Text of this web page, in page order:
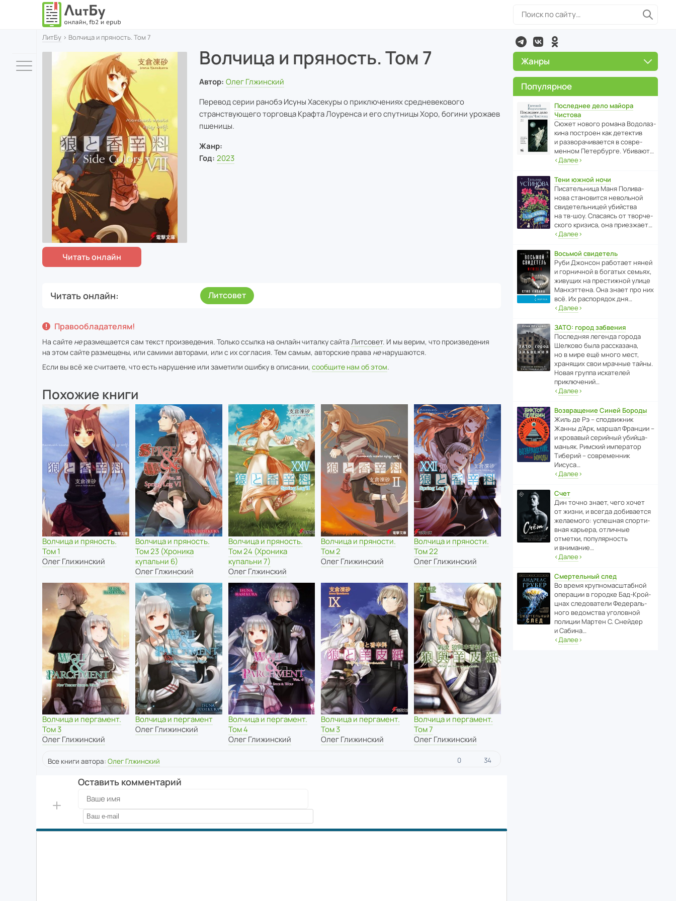
ЛитБу › Волчица и пряность. Том 7
Волчица и пряность. Том 7
Автор: Олег Глжинский
Перевод серии ранобэ Исуны Хасекуры о приключениях средневекового
странствующего торговца Крафта Лоуренса и его спутницы Хоро, богини урожаев
пшеницы.
Жанр:
Год: 2023
Читать онлайн Литсовет
Правообладателям!
На сайте неразмещается сам текст произведения. Только ссылка на онлайн читалку сайта Литсовет. И мы верим, что произведения
на этом сайте размещены, или самими авторами, или с их согласия. Тем самым, авторские права ненарушаются.
Если вы всё же считаете, что есть нарушение или заметили ошибку в описании, сообщите нам об этом.
Похожие книги
Волчица и пряность.
Том 1
Олег Глижинский
Волчица и пряность.
Том 23 (Хроника
купальни 6)
Олег Глжинский
Волчица и пряность.
Том 24 (Хроника
купальни 7)
Олег Глжинский
Волчица и пряности.
Том 2
Олег Глижинский
Волчица и пряности.
Том 22
Олег Глижинский
Волчица и пергамент.
Том 3
Олег Глижинский
Волчица и пергамент
Олег Глижинский
Волчица и пергамент.
Том 4
Олег Глижинский
Волчица и пергамент.
Том 3
Олег Глижинский
Волчица и пергамент.
Том 7
Олег Глижинский
Все книги автора: Олег Глжинский 0 34
Оставить комментарий
Жанры
Популярное
Последнее дело майора
Чистова
Сюжет нового романа Водо­ла­з­
кина пост­роен как дете­ктив
и разво­ра­чи­ва­ется в совре­
менном Пете­р­бурге. Убивают…
‹Далее›
Тени южной ночи
Писа­тель­ница Маня Поли­ва­
нова стано­вится невольной
свиде­тель­ницей убийства
на тв-шоу. Спасаясь от твор­че­
с­кого кризиса, она приезжает…
‹Далее›
Восьмой свидетель
Руби Джонсон рабо­тает няней
и горни­чной в богатых семьях,
живущих на прес­ти­жной улице
Манх­эт­тена. Она знает про них
всё. Их распо­рядок дня…
‹Далее›
ЗАТО: город забвения
После­дняя легенда города
Шелково была расска­зана,
но в мире ещё много мест,
хранящих свои мрачные тайны.
Новая группа иска­телей
приключений…
‹Далее›
Возвращение Синей Бороды
Жиль де Рэ – спод­ви­жник
Жанны д’Арк, маршал Франции –
и кровавый серийный убийца-
маньяк. Римский импе­ратор
Тиберий – совре­менник
Иисуса…
‹Далее›
Счет
Дин точно знает, чего хочет
от жизни, и всегда доби­ва­ется
жела­е­мого: успе­шная спор­ти­
вная карьера, отли­чные
отметки, попу­ля­р­ность
и внимание…
‹Далее›
Смертельный след
Во время круп­но­мас­ш­та­бной
операции в городке Бад‑Крой­
цнах следо­ва­тели Феде­раль­
ного ведомства уголо­вной
полиции Мартен С. Снейдер
и Сабина…
‹Далее›